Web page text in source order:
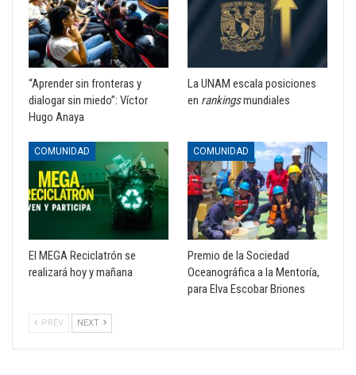
“Aprender sin fronteras y
dialogar sin miedo”: Víctor
Hugo Anaya
La UNAM escala posiciones
en rankingsmundiales
COMUNIDAD
El MEGA Reciclatrón se
realizará hoy y mañana
COMUNIDAD
Premio de la Sociedad
Oceanográfica a la Mentoría,
para Elva Escobar Briones
PREV NEXT